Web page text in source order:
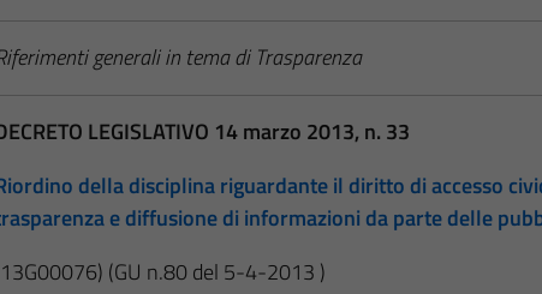
generali in tema di Trasparenza
LEGISLATIVO 14 marzo 2013, n. 33
della disciplina riguardante il diritto di accesso
e diffusione di informazioni da parte delle
(GU n.80 del 5-4-2013 )